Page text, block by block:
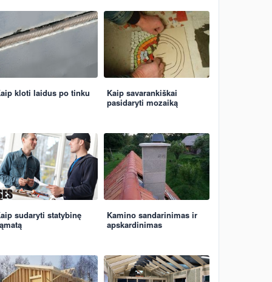
kloti laidus po tinku
Kaip savarankiškai
pasidaryti mozaiką
sudaryti statybinę
Kamino sandarinimas ir
apskardinimas